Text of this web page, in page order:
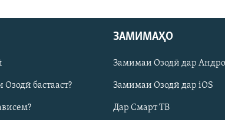
бастааст?
ЗАМИМАҲО
Замимаи Озодӣ дар
Замимаи Озодӣ дар iOS
Дар Смарт ТВ